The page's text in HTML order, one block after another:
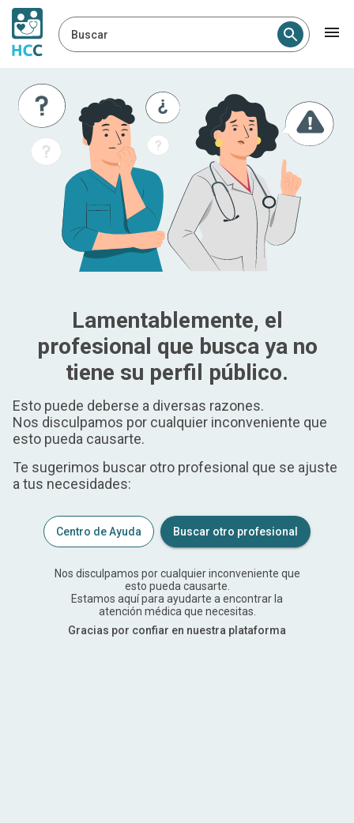
Buscar
Lamentablemente, el
profesional que busca ya no
tiene su perfil público.
Esto puede deberse a diversas razones.
Nos disculpamos por cualquier inconveniente que
esto pueda causarte.
Te sugerimos buscar otro profesional que se ajuste
a tus necesidades:
Centro de Ayuda Buscar otro profesional
Nos disculpamos por cualquier inconveniente que
esto pueda causarte.
Estamos aquí para ayudarte a encontrar la
atención médica que necesitas.
Gracias por confiar en nuestra plataforma